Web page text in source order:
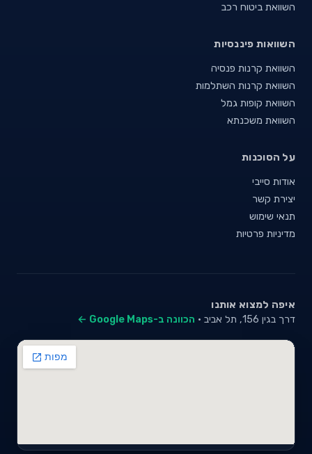
השוואת ביטוח רכב
השוואות פיננסיות
השוואת קרנות פנסיה
השוואת קרנות השתלמות
השוואת קופות גמל
השוואת משכנתא
על הסוכנות
אודות סייבי
יצירת קשר
תנאי שימוש
מדיניות פרטיות
איפה למצוא אותנו
דרך בגין 156, תל אביב · הכוונה ב-Google Maps ←